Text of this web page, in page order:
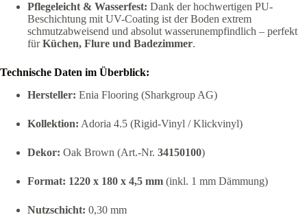
Pflegeleicht & Wasserfest: Dank der hochwertigen PU-
Beschichtung mit UV-Coating ist der Boden extrem
schmutzabweisend und absolut wasserunempfindlich – perfekt
fürKüchen, Flure und Badezimmer.
Technische Daten im Überblick:
Hersteller: Enia Flooring (Sharkgroup AG)
Kollektion: Adoria 4.5 (Rigid-Vinyl / Klickvinyl)
Dekor: Oak Brown (Art.-Nr. 34150100)
Format: 1220 x 180 x 4,5 mm (inkl. 1 mm Dämmung)
Nutzschicht: 0,30 mm